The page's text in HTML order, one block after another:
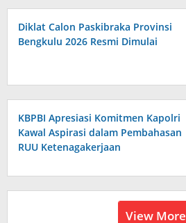
Diklat Calon Paskibraka Provinsi
Bengkulu 2026 Resmi Dimulai
KBPBI Apresiasi Komitmen Kapolri
Kawal Aspirasi dalam Pembahasan
RUU Ketenagakerjaan
View More